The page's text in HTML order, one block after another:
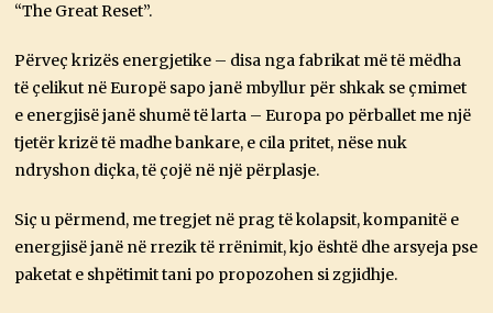
“The Great Reset”.
Përveç krizës energjetike – disa nga fabrikat më të mëdha
të çelikut në Europë sapo janë mbyllur për shkak se çmimet
e energjisë janë shumë të larta – Europa po përballet me një
tjetër krizë të madhe bankare, e cila pritet, nëse nuk
ndryshon diçka, të çojë në një përplasje.
Siç u përmend, me tregjet në prag të kolapsit, kompanitë e
energjisë janë në rrezik të rrënimit, kjo është dhe arsyeja pse
paketat e shpëtimit tani po propozohen si zgjidhje.